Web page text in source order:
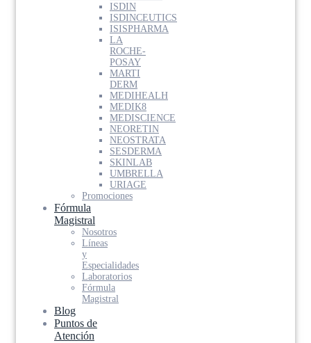
ISDIN
ISDINCEUTICS
ISISPHARMA
LA
ROCHE-
POSAY
MARTI
DERM
MEDIHEALH
MEDIK8
MEDISCIENCE
NEORETIN
NEOSTRATA
SESDERMA
SKINLAB
UMBRELLA
URIAGE
Promociones
Fórmula
Magistral
Nosotros
Líneas
y
Especialidades
Laboratorios
Fórmula
Magistral
Blog
Puntos de
Atención